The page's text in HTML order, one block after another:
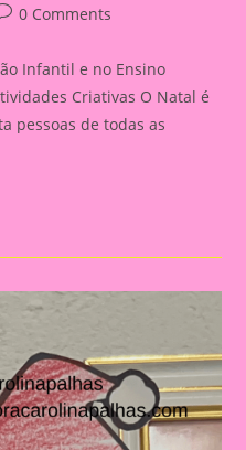
0 Comments
Infantil e no Ensino
Criativas O Natal é
pessoas de todas as